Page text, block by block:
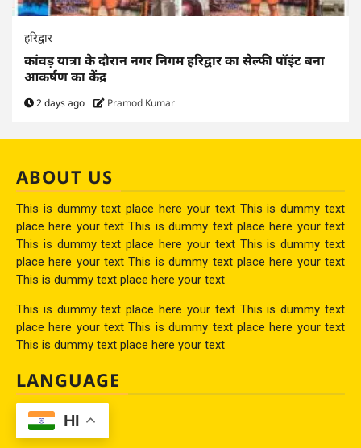
हरिद्वार
कांवड़ यात्रा के दौरान नगर निगम हरिद्वार का सेल्फी पॉइंट बना
आकर्षण का केंद्र
2 days ago Pramod Kumar
ABOUT US
This is dummy text place here your text This is dummy text
place here your text This is dummy text place here your text
This is dummy text place here your text This is dummy text
place here your text This is dummy text place here your text
This is dummy text place here your text
This is dummy text place here your text This is dummy text
place here your text This is dummy text place here your text
This is dummy text place here your text
LANGUAGE
HI